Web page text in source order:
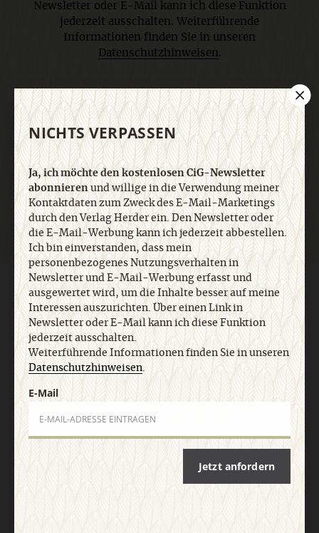
Newsletter oder E-Mail kann ich diese Funktion
jederzeit ausschalten. Weiterführende
Informationen finden Sie in unseren
Datenschutzhinweisen.
E-Mail
Jetzt anmelden
AGB und Widerrufsbelehrung Datenschutz
Barrierefreiheit
Impressum
Vertrag widerrufen Abo online kündigen
NICHTS VERPASSEN
Ja, ich möchte den kostenlosen CiG-Newsletter
abonnierenund willige in die Verwendung meiner
Kontaktdaten zum Zweck des E-Mail-Marketings
durch den Verlag Herder ein. Den Newsletter oder
die E-Mail-Werbung kann ich jederzeit abbestellen.
Ich bin einverstanden, dass mein
personenbezogenes Nutzungsverhalten in
Newsletter und E-Mail-Werbung erfasst und
ausgewertet wird, um die Inhalte besser auf meine
Interessen auszurichten. Über einen Link in
Newsletter oder E-Mail kann ich diese Funktion
jederzeit ausschalten.
Weiterführende Informationen finden Sie in unseren
Datenschutzhinweisen.
E-Mail
Jetzt anfordern